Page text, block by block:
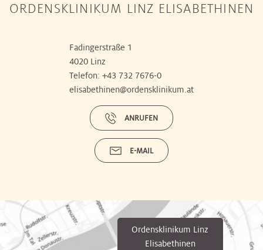
ORDENSKLINIKUM LINZ ELISABETHINEN
Fadingerstraße 1
4020 Linz
Telefon: +43 732 7676-0
elisabethinen@ordensklinikum.at
ANRUFEN
E-MAIL
Ordensklinikum Linz
Elisabethinen